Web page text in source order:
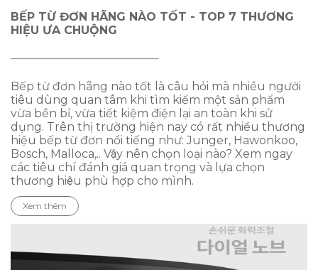
BẾP TỪ ĐƠN HÃNG NÀO TỐT - TOP 7 THƯƠNG
HIỆU ƯA CHUỘNG
Bếp từ đơn hãng nào tốt là câu hỏi mà nhiều người
tiêu dùng quan tâm khi tìm kiếm một sản phẩm
vừa bền bỉ, vừa tiết kiệm điện lại an toàn khi sử
dụng. Trên thị trường hiện nay có rất nhiều thương
hiệu bếp từ đơn nổi tiếng như: Junger, Hawonkoo,
Bosch, Malloca,.. Vậy nên chọn loại nào? Xem ngay
các tiêu chí đánh giá quan trọng và lựa chọn
thương hiệu phù hợp cho mình.
Xem thêm